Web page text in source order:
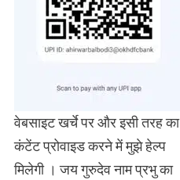
वेबसाइट खर्चे पर और इसी तरह का
कंटेंट प्रोवाइड करने में मुझे हेल्प
मिलेगी । जय गुरुदेव नाम प्रभु का